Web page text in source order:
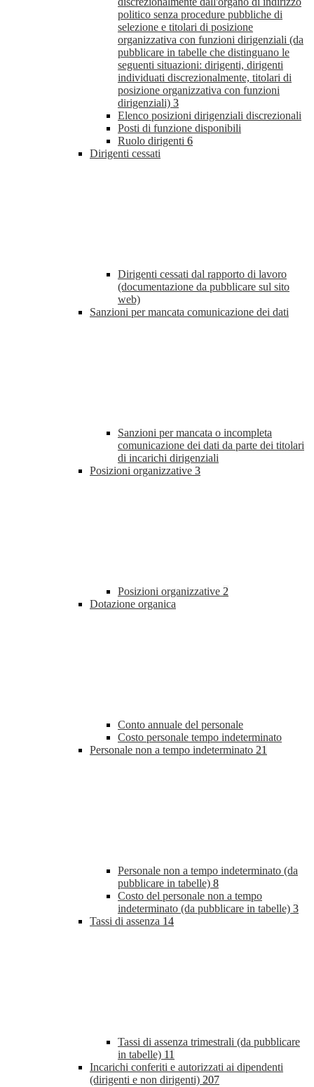
politico senza procedure pubbliche di
selezione e titolari di posizione
organizzativa con funzioni dirigenziali (da
pubblicare in tabelle che distinguano le
seguenti situazioni: dirigenti, dirigenti
individuati discrezionalmente, titolari di
posizione organizzativa con funzioni
dirigenziali) 3
Elenco posizioni dirigenziali discrezionali
Posti di funzione disponibili
Ruolo dirigenti 6
Dirigenti cessati
Dirigenti cessati dal rapporto di lavoro
(documentazione da pubblicare sul sito
web)
Sanzioni per mancata comunicazione dei dati
Sanzioni per mancata o incompleta
comunicazione dei dati da parte dei titolari
di incarichi dirigenziali
Posizioni organizzative 3
Posizioni organizzative 2
Dotazione organica
Conto annuale del personale
Costo personale tempo indeterminato
Personale non a tempo indeterminato 21
Personale non a tempo indeterminato (da
pubblicare in tabelle) 8
Costo del personale non a tempo
indeterminato (da pubblicare in tabelle) 3
Tassi di assenza 14
Tassi di assenza trimestrali (da pubblicare
in tabelle) 11
Incarichi conferiti e autorizzati ai dipendenti
(dirigenti e non dirigenti) 207